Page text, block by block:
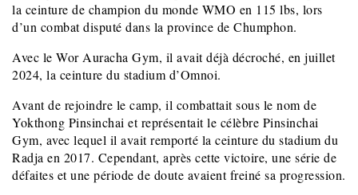
la ceinture de champion du monde WMO en 115 lbs, lors
d’un combat disputé dans la province de Chumphon.
Avec le Wor Auracha Gym, il avait déjà décroché, en juillet
2024, la ceinture du stadium d’Omnoi.
Avant de rejoindre le camp, il combattait sous le nom de
Yokthong Pinsinchai et représentait le célèbre Pinsinchai
Gym, avec lequel il avait remporté la ceinture du stadium du
Radja en 2017. Cependant, après cette victoire, une série de
défaites et une période de doute avaient freiné sa progression.